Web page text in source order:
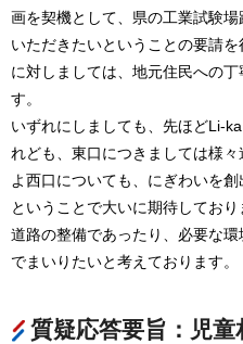
画を契機として、県の工業試験
いただきたいということの要請
に対しましては、地元住民への
す。
いずれにしましても、先ほどLi-
れども、東口につきましては様
よ西口についても、にぎわいを
ということで大いに期待してお
道路の整備であったり、必要な
でまいりたいと考えております。
質疑応答要旨：児